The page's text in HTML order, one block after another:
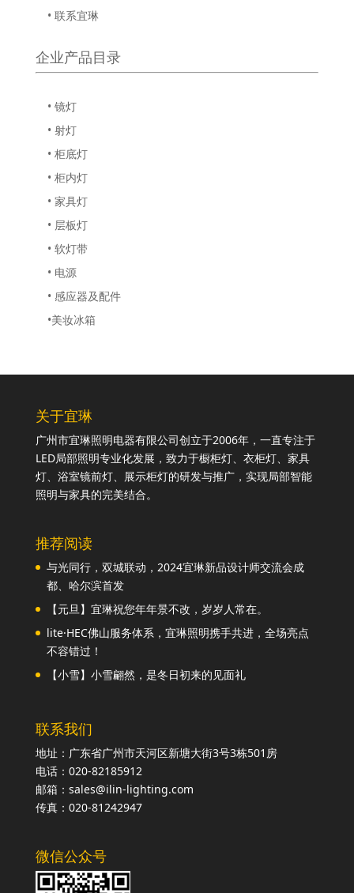
• 联系宜琳
企业产品目录
• 镜灯
• 射灯
• 柜底灯
• 柜内灯
• 家具灯
• 层板灯
• 软灯带
• 电源
• 感应器及配件
•美妆冰箱
关于宜琳
广州市宜琳照明电器有限公司创立于2006年，一直专注于
LED局部照明专业化发展，致力于橱柜灯、衣柜灯、家具
灯、浴室镜前灯、展示柜灯的研发与推广，实现局部智能
照明与家具的完美结合。
推荐阅读
与光同行，双城联动，2024宜琳新品设计师交流会成
都、哈尔滨首发
【元旦】宜琳祝您年年景不改，岁岁人常在。
lite·HEC佛山服务体系，宜琳照明携手共进，全场亮点
不容错过！
【小雪】小雪翩然，是冬日初来的见面礼
联系我们
地址：广东省广州市天河区新塘大街3号3栋501房
电话：020-82185912
邮箱：sales@ilin-lighting.com
传真：020-81242947
微信公众号